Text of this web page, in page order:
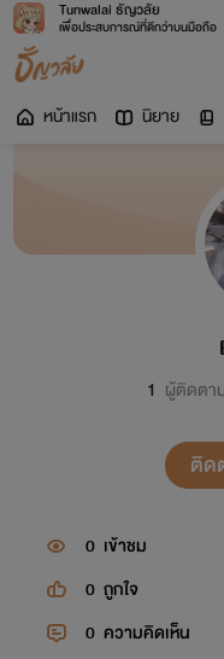
Tunwalai ธัญวลัย
เพื่อประสบการณ์ที่ดีกว่าบนมือถือ
หน้าแรก นิยาย
1 ผู้ติดตา
ติด
0 เข้าชม
0 ถูกใจ
0 ความคิดเห็น